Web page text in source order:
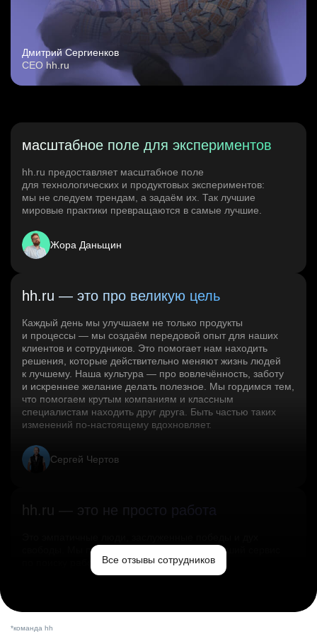
Дмитрий Сергиенков
CEO hh.ru
масштабное поле для экспериментов
hh.ru предоставляет масштабное поле
для технологических и продуктовых экспериментов:
мы не следуем трендам, а задаём их. Так лучшие
мировые практики превращаются в самые лучшие.
Жора Даньщин
hh.ru — это про великую цель
Каждый день мы улучшаем не только продукты
и процессы — мы создаём передовой опыт для наших
клиентов и сотрудников. Это помогает нам находить
решения, которые действительно меняют жизнь людей
к лучшему. Наша культура — про вовлечённость, заботу
и искреннее желание делать полезное. Мы гордимся тем,
что помогаем крутым компаниям и классным
специалистам находить друг друга. Быть частью таких
изменений по‑настоящему вдохновляет.
Сергей Чертов
hh.ru — это не просто работа
свободы. Мы помогаем миру и создаём лучший сервис
по поиску работы в стране.Все отзывы сотрудников
*команда hh